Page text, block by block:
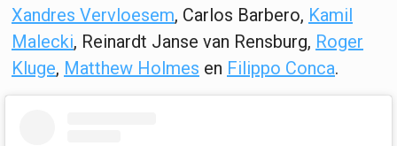
Xandres Vervloesem, Carlos Barbero, Kamil
Malecki, Reinardt Janse van Rensburg, Roger
Kluge, Matthew Holmes en Filippo Conca.